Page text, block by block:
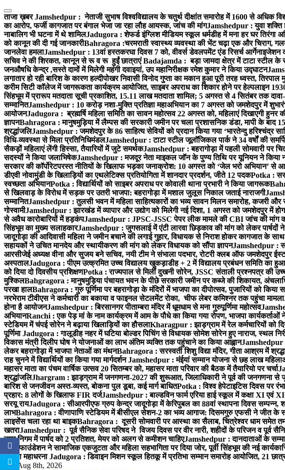
Skip
to
content
ताजा ख़बरJamshedpur : नेताजी सुभाष विश्वविद्यालय के चतुर्थ दीक्षांत समारोह में 1600 से अधिक
का आरोप, फर्जी कागजात पर बंगाल भेजा जा रहा लौह आयस्क, जांच की मांगJamshedpur : युवा शक्ति
नाबालिग भी घटना में थे शामिलJadugora : शेफर्ड इंग्लिश मीडियम स्कूल धर्मडीह में मना हर घर तिरंगा
को कानून की दी गई जानकारीBahragora :चरमराती स्वास्थ्य व्यवस्था की भेंट चढ़ा एक और चिराग,
जानलेवा हमलाJamshedpur : 13वां हस्तकरघा दिवस 7 को, वीवर्स डेवलपमेंट एंड रिसर्च
सचिव ने की शिरकत, कानून से रू व रू हुईं छात्राएंBadajamda : बड़ा जामदा क्षेत्र में टाटा स्टील
जनऔषधि केन्द्र ,सस्ते दामों में मिलेगी महंगी दवाइयां, उप महानिरीक्षक रमेश कुमार ने किया उद्घाटन
लगातार हो रही बारिश के कारण हल्दीपोखर निवासी विनोद गुप्ता का मकान हुआ पूरी तरह ध्वस्त, तिरपाल
करीम सिटी कॉलेज में जागरूकता कार्यक्रम आयोजित, साइबर अपराध का शिकार होने पर हेल्पलाइन
सिंहभूम में प्रारूप मतदाता सूची प्रकाशित, 15.11 लाख मतदाता शामिल; 5 अगस्त से 4 सितंबर तक
सम्मानितJamshedpur : 10 करोड़ नशा-मुक्ति प्रतिज्ञा महाअभियान का 7 अगस्त को जमशेदपुर में
आयोजनJadugora : ब्रह्मर्षि महिला समिति का सावन महोत्सव 22 अगस्त को, महिलाएं दिखाएगी हुनर
ज्ञापनBahragora : मानुषमुड़िया में लैम्पस की सरकारी जमीन पर चला प्रशासनिक डंडा, मापी के बाद
श्रद्धांजलिJamshedpur : जमशेदपुर के 86 साहित्य सेवियों को प्रदान किया गया ‘भारतेन्दु हरिश्चंद्र
विधि-व्यवस्था से मिला प्रतिनिधिमंडलJamshedpur : टाटा स्टील जूलॉजिकल पार्क ने 34 वर्षों की
सैकड़ों महिलाएं लेंगी हिस्सा, तैयारियों में जुटे समर्थकJamshedpur : बहरागोड़ा में पहली सोमवारी पर
सदस्यों ने किया जलाभिषेकJamshedpur : मजदूर नेता माइकल जॉन के पुण्य तिथि पर यूनियन ने किया
सरकार की कॉर्पोरेटपरस्त नीतियों के खिलाफ भड़का जनाक्रोश: 10 अगस्त को ‘जेल भरो अभियान’ से
डीएवी नोवामुंडी के खिलाड़ियों का एथलेटिक्स प्रतियोगिता में शानदार प्रदर्शन, जीते 12 पदकPotka :
स्वच्छता अभियानPotka : विद्यार्थियों को साइबर अपराध पर कोवाली थाना प्रभारी ने किया जागरूक
से खिलवाड़ के विरोध में सड़क पर उतरी भाजपा: बहरागोड़ा में मशाल जुलूस निकाल जताई नाराजगी
सम्मानितJamshedpur : तुलसी भवन में महिला साहित्यकारों का भव्य सावन मिलन समारोह, कजरी और
गोस्वामीJamshedpur : झारखंड में व्यापार और उद्योग को मिलेगी नई दिशा, 1 अगस्त को जमशेदपुर में
से अवैध कारोबारियों में हड़कंपJamshedpur : JPSC-JSSC पेपर लीक मामले की CBI जांच की मांग
सिंहभूम का मुख्य सलाहकारJamshedpur : जुगसलाई में एंटी लारवा छिड़काव की मांग को लेकर पार्षदों
जादूगोड़ा की आदिवासी महिला ने जमीन बचाने की लगाई गुहार, विधायक से निराश होकर कागजात के साथ
सहायकों ने उचित मानदेय और स्थायीकरण की मांग को लेकर विधायक को सौंपा ज्ञापनJamshedpur :
आरसीजेई अध्यक्ष वीना और सुजय बने सचिव, नयी टीम ने संभाला पदभार, रोटरी क्लब ऑफ जमशेदपुर ईस्ट
अस्पतालJadugora : पीएम उत्क्रमित उच्च विद्यालय खुकड़ाडीह + 2 में विद्यालय प्रबंधन समिति का
को दिया दो दिवसीय प्रशिक्षणPotka : राज्यपाल से मिलीं दुखनी सोरेन, JSSC संताली प्रश्नपत्र की
मुश्किलBahgragora : मानुषमुड़िया पंचायत भवन के पीछे सरकारी जमीन पर कब्जे की शिकायत,
परखा हालBahragora : गुरु पूर्णिमा पर बहरागोड़ा के मंदिरों में भाजपा का दीपोत्सव, पुजारियों को किया
नरभेराम टीवीएस ने कर्मचारी का बकाया व फाइनल सेटलमेंट रोका, चीफ लेबर कमिश्नर तक पहुंचा मामला
होना है आयोजनJamshedpur : बिरसानगर पीताम्बरा मंदिर में धूमधाम से मना गुरुपूर्णिमा महोत्सव
अभियानRanchi : एक पेड़ मां के नाम कार्यक्रम में आम के पौधे का किया गया रोपण, भाजपा कार्यकर्ताओं
स्टेडियम में चंपई सोरेन ने बढ़ाया खिलाड़ियों का हौसलाKharagpur : झाड़ग्राम में रेल कर्मचारियों को
पूर्णिमाJadugora : गालूडीह नहर में घटिया बोल्डर पिचिंग से विधायक सोमेश सोरेन हुए नाराज, स्थल
विकास मंत्री दिलीप घोष ने योजनाओं का लाभ अंतिम व्यक्ति तक पहुंचाने का किया आह्वानJamshedpur
लेकर बहरागोड़ा में भाजपा नेताओं का मंथनBahragora : सरस्वती शिशु विद्या मंदिर, गीता आश्रम में
राह चुनने में विद्यार्थियों का किया गया मार्गदर्शनJamshedpur : मंईयां सम्मान योजना से छह लाख
महासर माता का पंचम वार्षिक उत्सव 20 सितम्बर को, महासर माता परिवार की बैठक में तैयारियो पर चर्चा
श्रद्धांजलिJhargram : झाड़ग्राम में जनगणना-2027 की शुरूआत, जिलाधिकारी ने पूर्व की जनगणना से
बारिश से जनजीवन अस्त-व्यस्त, बोकना पुल डूबा, कई मार्ग बाधितPotka : विश्व हेपेटाइटिस दिवस पर
प्रहार: 8 लोगों के खिलाफ FIR दर्जJamshedpur : बाल्डविन फार्म एरिया हाई स्कूल में कक्षा XI एवं XII
सरयू रायJadugora : सीआरपीएफ ग्रुप केन्द्र जादूगोड़ा में केरिपुबल का 88वां स्थापना दिवस सम्पन्न,
लाभBahragora : वीणापाणि स्टेडियम में बीसीएल सेशन-2 का भव्य आगाज: दिसमगुरु एफसी ने जीत के
लाइसेंस चला रहा था बाइकBahragora : दूसरी सोमवारी पर आस्था का सैलाब, चित्रेश्वर धाम समेत
खतराJamshedpur : पूर्व सैनिक सेवा परिषद ने विजय दिवस पर वीर नारी, शहीदों के परिजन व पूर्व
नगर निगम में पार्षद को 2 प्रतिशत, मेयर को अलग से कमीशन चाहिएJamshedpur : दानदाताओं के
विप्र फाउंडेशन ने सामाजिक एकजुटता और महिला सहभागिता पर दिया जोर, पूर्वी सिंहभूम की नई
में होगा महाधरनाJadugora : डिवाइन मिशन स्कूल हितकू में प्रतिभा सम्मान समारोह आयोजित, 21
Sat. Aug 8th, 2026